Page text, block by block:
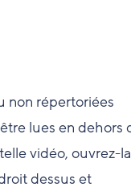
non répertoriées
lues en dehors
vidéo, ouvrez-la
dessus et